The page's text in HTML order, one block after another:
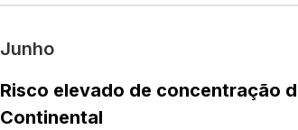
Junho
Risco elevado de concentração
Continental